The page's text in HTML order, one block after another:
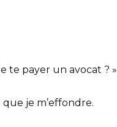
te payer un avocat ? »
je m’effondre.